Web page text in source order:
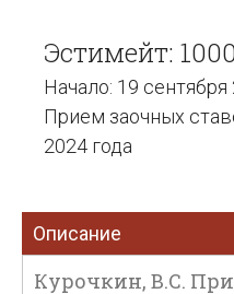
Эстимейт:
Начало: 19 сентября
Прием заочных
2024 года
Описание
Курочкин, В.С.